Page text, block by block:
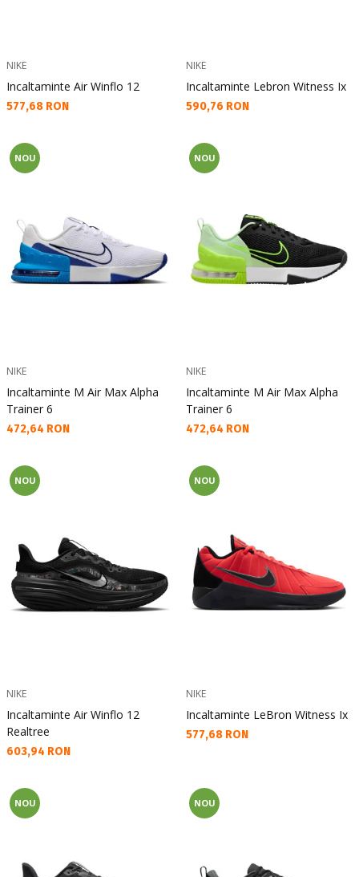
NIKE
Incaltaminte Air Winflo 12
Текуща цена:
577,68 RON
NIKE
Incaltaminte Lebron Witness Ix
Текуща цена:
590,76 RON
NOU
NIKE
Incaltaminte M Air Max Alpha
Trainer 6
Текуща цена:
472,64 RON
NOU
NIKE
Incaltaminte M Air Max Alpha
Trainer 6
Текуща цена:
472,64 RON
NOU
NIKE
Incaltaminte Air Winflo 12
Realtree
Текуща цена:
603,94 RON
NOU
NIKE
Incaltaminte LeBron Witness Ix
Текуща цена:
577,68 RON
NOU NOU